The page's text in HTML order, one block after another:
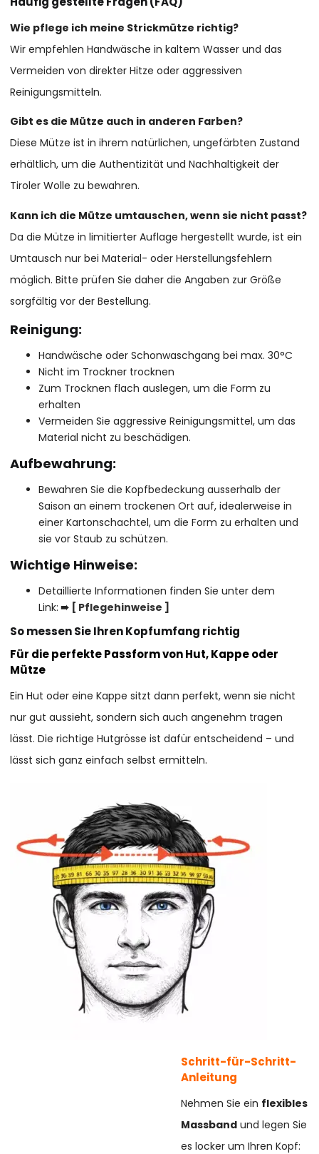
Wie pflege ich meine Strickmütze richtig?
Wir empfehlen Handwäsche in kaltem Wasser und das
Vermeiden von direkter Hitze oder aggressiven
Reinigungsmitteln.
Gibt es die Mütze auch in anderen Farben?
Diese Mütze ist in ihrem natürlichen, ungefärbten Zustand
erhältlich, um die Authentizität und Nachhaltigkeit der
Tiroler Wolle zu bewahren.
Kann ich die Mütze umtauschen, wenn sie nicht passt?
Da die Mütze in limitierter Auflage hergestellt wurde, ist ein
Umtausch nur bei Material- oder Herstellungsfehlern
möglich. Bitte prüfen Sie daher die Angaben zur Größe
sorgfältig vor der Bestellung.
Reinigung:
Handwäsche oder Schonwaschgang bei max. 30°C
Nicht im Trockner trocknen
Zum Trocknen flach auslegen, um die Form zu
erhalten
Vermeiden Sie aggressive Reinigungsmittel, um das
Material nicht zu beschädigen.
Aufbewahrung:
Bewahren Sie die Kopfbedeckung ausserhalb der
Saison an einem trockenen Ort auf, idealerweise in
einer Kartonschachtel, um die Form zu erhalten und
sie vor Staub zu schützen.
Wichtige Hinweise:
Detaillierte Informationen finden Sie unter dem
Link: ➠ [ Pflegehinweise ]
So messen Sie Ihren Kopfumfang richtig
Für die perfekte Passform von Hut, Kappe oder
Mütze
Ein Hut oder eine Kappe sitzt dann perfekt, wenn sie nicht
nur gut aussieht, sondern sich auch angenehm tragen
lässt. Die richtige Hutgrösse ist dafür entscheidend – und
lässt sich ganz einfach selbst ermitteln.
Schritt-für-Schritt-
Anleitung
Nehmen Sie ein flexibles
Massband und legen Sie
es locker um Ihren Kopf: